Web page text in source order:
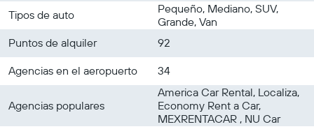
Tipos de auto
Pequeño, Mediano, SUV,
Grande, Van
Puntos de alquiler
92
Agencias en el aeropuerto
34
Agencias populares
America Car Rental, Localiza,
Economy Rent a Car,
MEXRENTACAR , NU Car